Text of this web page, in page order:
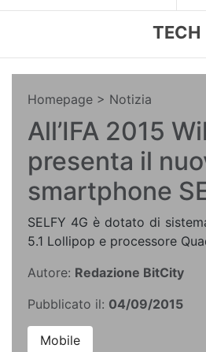
TECH
Homepage > Notizia
All’IFA 2015
presenta il
smartphone
SELFY 4G è dotato di
5.1 Lollipop e processore
Autore: Redazione BitCity
Pubblicato il: 04/09/2015
Mobile